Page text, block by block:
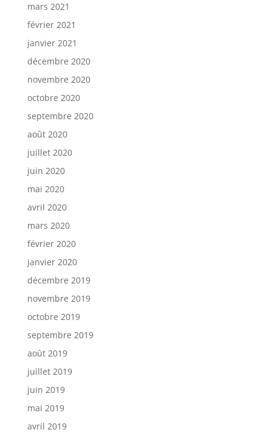
mars 2021
février 2021
janvier 2021
décembre 2020
novembre 2020
octobre 2020
septembre 2020
août 2020
juillet 2020
juin 2020
mai 2020
avril 2020
mars 2020
février 2020
janvier 2020
décembre 2019
novembre 2019
octobre 2019
septembre 2019
août 2019
juillet 2019
juin 2019
mai 2019
avril 2019